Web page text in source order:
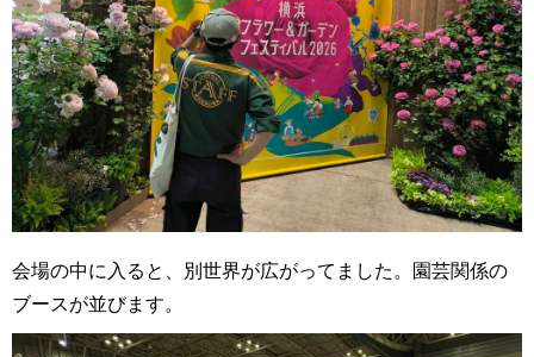
会場の中に入ると、別世界が広がってました。園芸関係の
ブースが並びます。